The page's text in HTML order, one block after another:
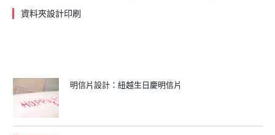
資料夾設計印刷
明信片設計：紐越生日慶明信片